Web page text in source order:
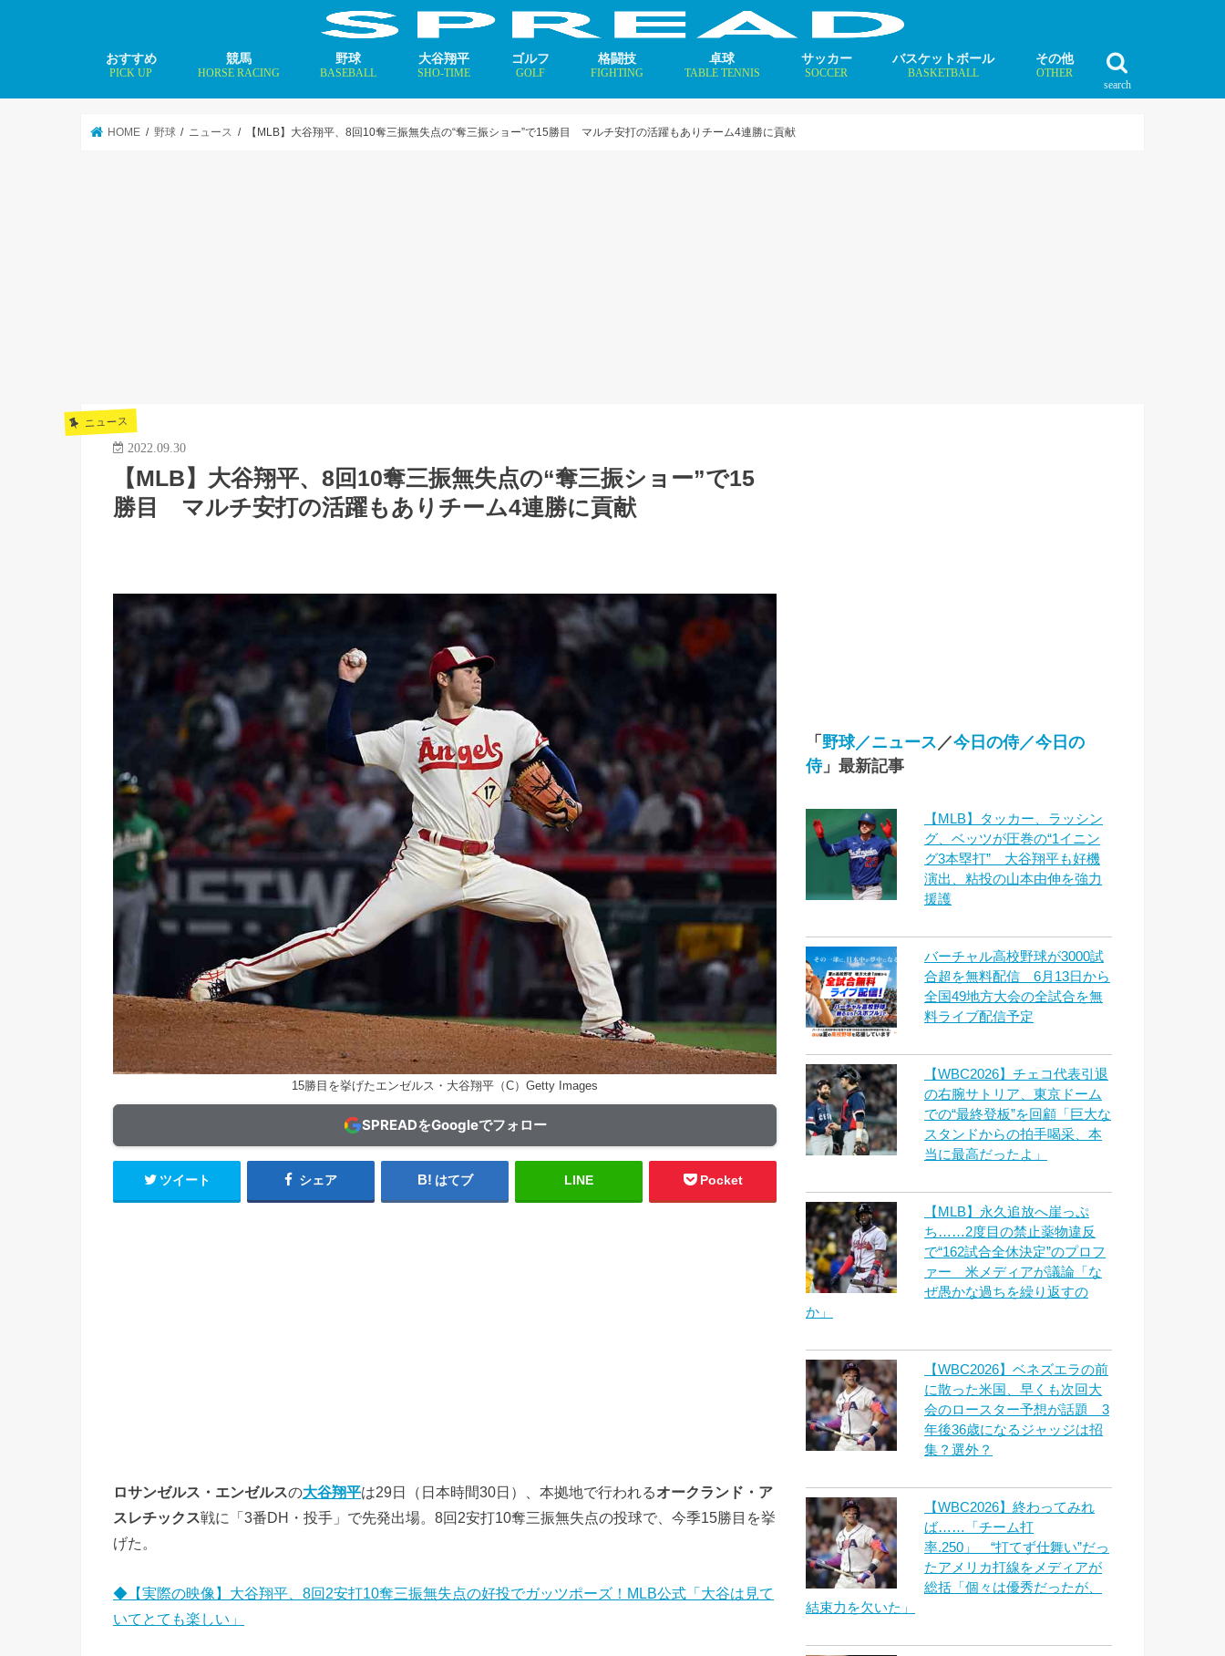
search
おすすめ
PICK UP
競馬
HORSE RACING
野球
BASEBALL
大谷翔平
SHO-TIME
ゴルフ
GOLF
格闘技
FIGHTING
卓球
TABLE TENNIS
サッカー
SOCCER
バスケットボール
BASKETBALL
その他
OTHER
HOME 野球 ニュース 【MLB】大谷翔平、8回10奪三振無失点の“奪三振ショー”で15勝目 マルチ安打の活躍もありチーム4連勝に貢献
ニュース
2022.09.30
【MLB】大谷翔平、8回10奪三振無失点の“奪三振ショー”で15
勝目 マルチ安打の活躍もありチーム4連勝に貢献
15勝目を挙げたエンゼルス・大谷翔平（C）Getty Images
SPREADをGoogleでフォロー
ツイート シェア はてブ LINE Pocket
ロサンゼルス・エンゼルスの大谷翔平は29日（日本時間30日）、本拠地で行われるオークランド・ア
スレチックス戦に「3番DH・投手」で先発出場。8回2安打10奪三振無失点の投球で、今季15勝目を挙
げた。
◆【実際の映像】大谷翔平、8回2安打10奪三振無失点の好投でガッツポーズ！MLB公式「大谷は見て
いてとても楽しい」
「 野球／ニュース ／今日の侍／今日の
侍」最新記事
【MLB】タッカー、ラッシン
グ、ベッツが圧巻の“1イニン
グ3本塁打” 大谷翔平も好機
演出、粘投の山本由伸を強力
援護
バーチャル高校野球が3000試
合超を無料配信 6月13日から
全国49地方大会の全試合を無
料ライブ配信予定
【WBC2026】チェコ代表引退
の右腕サトリア、東京ドーム
での“最終登板”を回顧「巨大な
スタンドからの拍手喝采、本
当に最高だったよ」
【MLB】永久追放へ崖っぷ
ち……2度目の禁止薬物違反
で“162試合全休決定”のプロフ
ァー 米メディアが議論「な
ぜ愚かな過ちを繰り返すの
か」
【WBC2026】ベネズエラの前
に散った米国、早くも次回大
会のロースター予想が話題 3
年後36歳になるジャッジは招
集？選外？
【WBC2026】終わってみれ
ば……「チーム打
率.250」 “打てず仕舞い”だっ
たアメリカ打線をメディアが
総括「個々は優秀だったが、
結束力を欠いた」